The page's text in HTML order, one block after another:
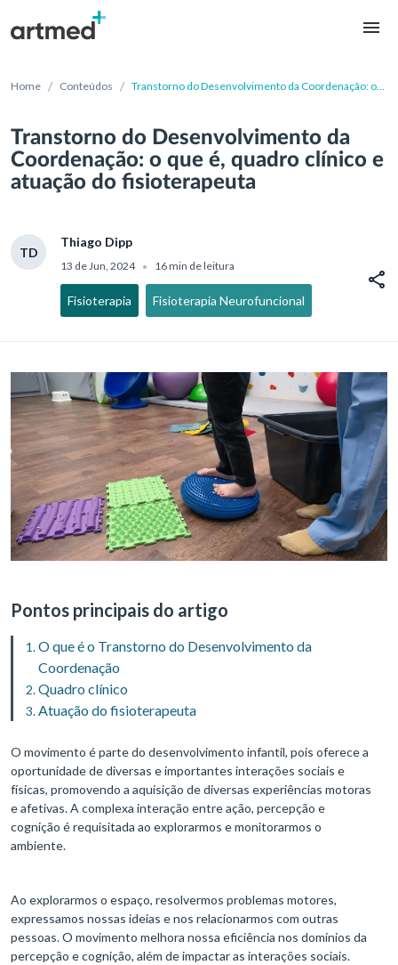
Home / Conteúdos / Transtorno do Desenvolvimento da Coordenação: o
Transtorno do Desenvolvimento da
Coordenação: o que é, quadro clínico e
atuação do fisioterapeuta
TD
Thiago Dipp
13 de Jun, 2024 • 16 min de leitura
Fisioterapia Fisioterapia Neurofuncional
Pontos principais do artigo
O que é o Transtorno do Desenvolvimento da
Coordenação
Quadro clínico
Atuação do fisioterapeuta
O movimento é parte do desenvolvimento infantil, pois oferece a
oportunidade de diversas e importantes interações sociais e
físicas, promovendo a aquisição de diversas experiências motoras
e afetivas. A complexa interação entre ação, percepção e
cognição é requisitada ao explorarmos e monitorarmos o
ambiente.
Ao explorarmos o espaço, resolvermos problemas motores,
expressamos nossas ideias e nos relacionarmos com outras
pessoas. O movimento melhora nossa eficiência nos domínios da
percepção e cognição, além de impactar as interações sociais.